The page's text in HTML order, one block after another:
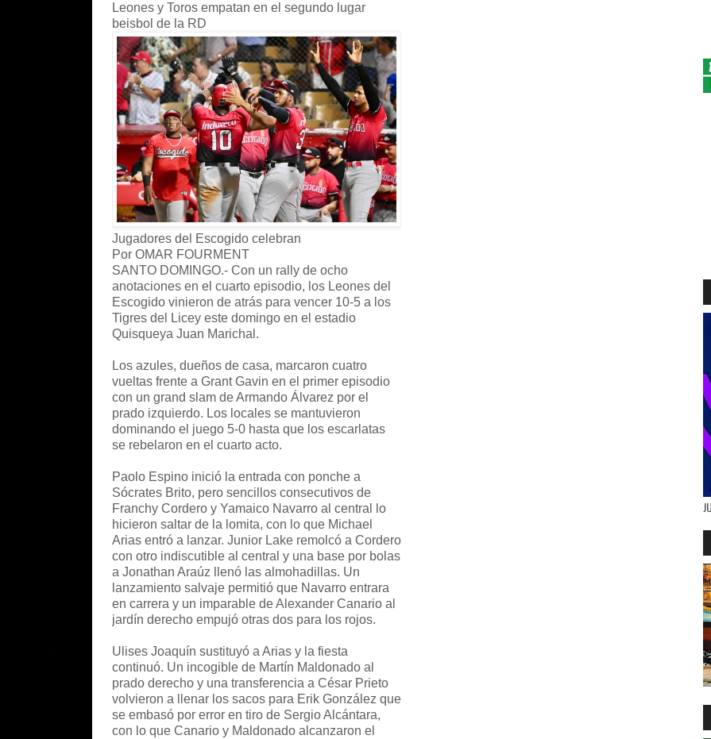
Leones y Toros empatan en el segundo lugar
beisbol de la RD
Jugadores del Escogido celebran
Por OMAR FOURMENT
SANTO DOMINGO.- Con un rally de ocho
anotaciones en el cuarto episodio, los Leones del
Escogido vinieron de atrás para vencer 10-5 a los
Tigres del Licey este domingo en el estadio
Quisqueya Juan Marichal.
Los azules, dueños de casa, marcaron cuatro
vueltas frente a Grant Gavin en el primer episodio
con un grand slam de Armando Álvarez por el
prado izquierdo. Los locales se mantuvieron
dominando el juego 5-0 hasta que los escarlatas
se rebelaron en el cuarto acto.
Paolo Espino inició la entrada con ponche a
Sócrates Brito, pero sencillos consecutivos de
Franchy Cordero y Yamaico Navarro al central lo
hicieron saltar de la lomita, con lo que Michael
Arias entró a lanzar. Junior Lake remolcó a Cordero
con otro indiscutible al central y una base por bolas
a Jonathan Araúz llenó las almohadillas. Un
lanzamiento salvaje permitió que Navarro entrara
en carrera y un imparable de Alexander Canario al
jardín derecho empujó otras dos para los rojos.
Ulises Joaquín sustituyó a Arias y la fiesta
continuó. Un incogible de Martín Maldonado al
prado derecho y una transferencia a César Prieto
volvieron a llenar los sacos para Erik González que
se embasó por error en tiro de Sergio Alcántara,
con lo que Canario y Maldonado alcanzaron el